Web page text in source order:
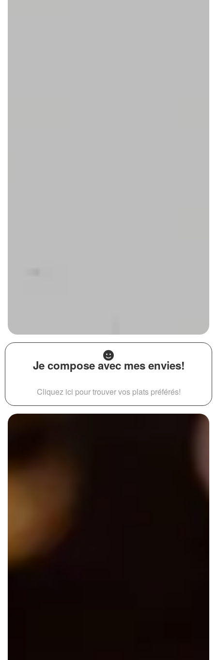
Je compose avec mes envies!
Cliquez ici pour trouver vos plats préférés!